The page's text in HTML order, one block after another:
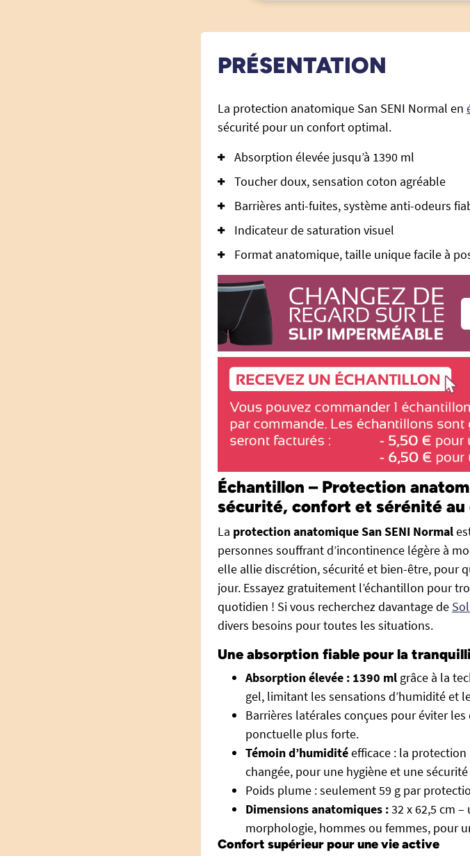
PRÉSENTATION
La protection anatomique San SENI Normal en
sécurité pour un confort optimal.
Absorption élevée jusqu’à 1390 ml
Toucher doux, sensation coton agréable
Barrières anti-fuites, système anti-odeurs
Indicateur de saturation visuel
Format anatomique, taille unique facile à
Échantillon – Protection
sécurité, confort et sérénité
La protection anatomique San SENI Normal
personnes souffrant d’incontinence légère à
elle allie discrétion, sécurité et bien-être, pour
jour. Essayez gratuitement l’échantillon pour
quotidien ! Si vous recherchez davantage de
divers besoins pour toutes les situations.
Une absorption fiable pour la
Absorption élevée : 1390 ml grâce à la
gel, limitant les sensations d’humidité et
Barrières latérales conçues pour éviter
ponctuelle plus forte.
Témoin d’humiditéefficace : la
changée, pour une hygiène et une
Poids plume : seulement 59 g par
Dimensions anatomiques :32 x 62,5 cm
morphologie, hommes ou femmes, pour
Confort supérieur pour une vie active